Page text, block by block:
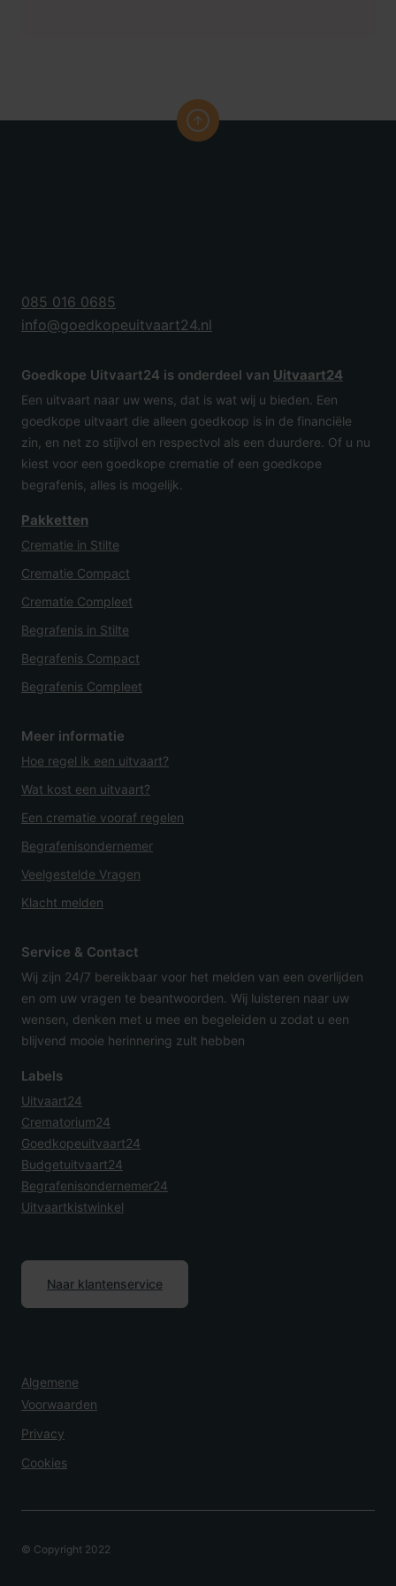
de uitvaart naar de uitvaartlocatie.
Tijdsreservering van het moment van afscheid is 30
minuten. Maximaal 12 personen.
De daadwerkelijke crematie van de overledene.
As van de overledene
Kosteloos ophalen van de as in een as-bus of
085 016 0685
info@goedkopeuitvaart24.nl
Goedkope Uitvaart24 is onderdeel van Uitvaart24
Een uitvaart naar uw wens, dat is wat wij u bieden. Een
goedkope uitvaart die alleen goedkoop is in de financiële
zin, en net zo stijlvol en respectvol als een duurdere. Of u nu
kiest voor een goedkope crematie of een goedkope
begrafenis, alles is mogelijk.
Pakketten
Crematie in Stilte
Crematie Compact
Crematie Compleet
Begrafenis in Stilte
Begrafenis Compact
Begrafenis Compleet
Meer informatie
Hoe regel ik een uitvaart?
Wat kost een uitvaart?
Een crematie vooraf regelen
Begrafenisondernemer
Veelgestelde Vragen
Klacht melden
Service & Contact
Wij zijn 24/7 bereikbaar voor het melden van een overlijden
en om uw vragen te beantwoorden. Wij luisteren naar uw
wensen, denken met u mee en begeleiden u zodat u een
blijvend mooie herinnering zult hebben
Labels
Uitvaart24
Crematorium24
Goedkopeuitvaart24
Budgetuitvaart24
Begrafenisondernemer24
Uitvaartkistwinkel
Naar klantenservice
Algemene
Voorwaarden
Privacy
Cookies
© Copyright 2022